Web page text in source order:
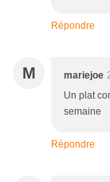
Répondre
M mariejoe
Un plat
semaine
Répondre